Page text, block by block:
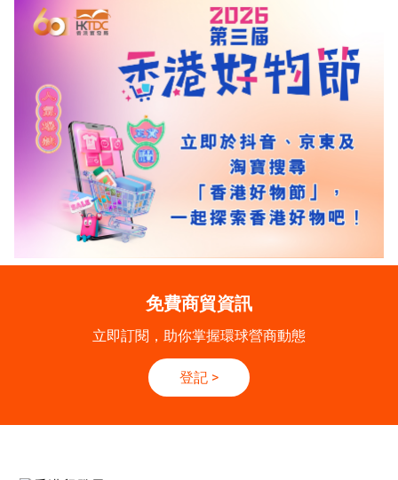
免費商貿資訊
立即訂閱，助你掌握環球營商動態
登記 >